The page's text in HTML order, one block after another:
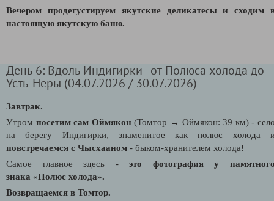
Вечером продегустируем якутские деликатесы и сходим
настоящую якутскую баню.
День 6: Вдоль Индигирки - от Полюса холода до
Усть-Неры (04.07.2026 / 30.07.2026)
Завтрак.
Утром посетим сам Оймякон(Томтор → Оймякон: 39 км) -
на берегу Индигирки, знаменитое как полюс холода
повстречаемся с Чысхааном - быком-хранителем холода!
Самое главное здесь -это фотография у
знака «Полюс холода».
Возвращаемся в Томтор.